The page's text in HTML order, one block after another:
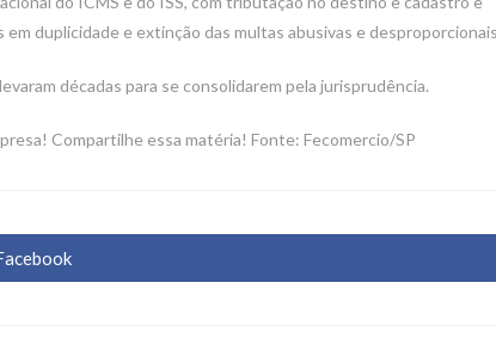
duplicidade e extinção das multas abusivas e
décadas para se consolidarem pela jurisprudência.
Compartilhe essa matéria! Fonte: Fecomercio/SP
Opens
in